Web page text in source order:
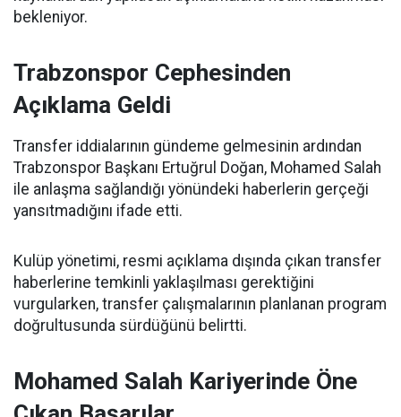
bekleniyor.
Trabzonspor Cephesinden
Açıklama Geldi
Transfer iddialarının gündeme gelmesinin ardından
Trabzonspor Başkanı Ertuğrul Doğan, Mohamed Salah
ile anlaşma sağlandığı yönündeki haberlerin gerçeği
yansıtmadığını ifade etti.
Kulüp yönetimi, resmi açıklama dışında çıkan transfer
haberlerine temkinli yaklaşılması gerektiğini
vurgularken, transfer çalışmalarının planlanan program
doğrultusunda sürdüğünü belirtti.
Mohamed Salah Kariyerinde Öne